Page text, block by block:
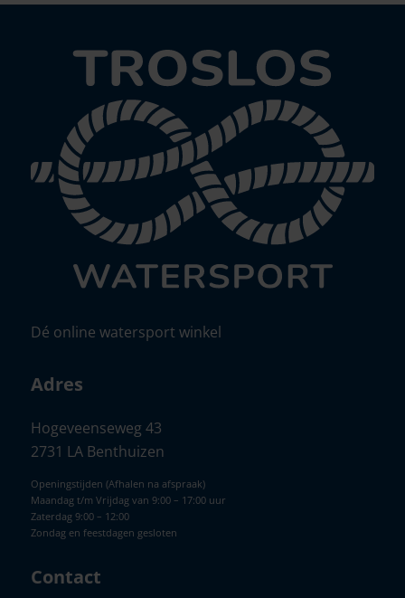
Dé online watersport winkel
Adres
Hogeveenseweg 43
2731 LA Benthuizen
Openingstijden (Afhalen na afspraak)
Maandag t/m Vrijdag van 9:00 – 17:00 uur
Zaterdag 9:00 – 12:00
Zondag en feestdagen gesloten
Contact